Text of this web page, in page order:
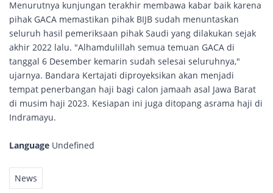
Menurutnya kunjungan terakhir membawa kabar baik karena
pihak GACA memastikan pihak BIJB sudah menuntaskan
seluruh hasil pemeriksaan pihak Saudi yang dilakukan sejak
akhir 2022 lalu. "Alhamdulillah semua temuan GACA di
tanggal 6 Desember kemarin sudah selesai seluruhnya,"
ujarnya. Bandara Kertajati diproyeksikan akan menjadi
tempat penerbangan haji bagi calon jamaah asal Jawa Barat
di musim haji 2023. Kesiapan ini juga ditopang asrama haji di
Indramayu.
Language Undefined
News